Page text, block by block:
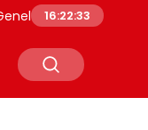
Başkanı Sayın
16:22:33